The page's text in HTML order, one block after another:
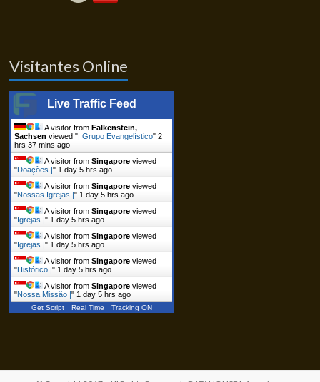
Visitantes Online
Live Traffic Feed
A visitor fromFalkenstein,
Sachsen viewed "| Grupo Evangelístico"2
hrs 37 mins ago
A visitor fromSingapore viewed
"Doações |" 1 day 5 hrs ago
A visitor fromSingapore viewed
"Nossas Igrejas |" 1 day 5 hrs ago
A visitor fromSingapore viewed
"Igrejas |" 1 day 5 hrs ago
A visitor fromSingapore viewed
"Igrejas |" 1 day 5 hrs ago
A visitor fromSingapore viewed
"Histórico |" 1 day 5 hrs ago
A visitor fromSingapore viewed
"Nossa Missão |" 1 day 5 hrs ago
Get Script Real Time Tracking ON